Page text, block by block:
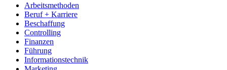
Arbeitsmethoden
Beruf + Karriere
Beschaffung
Controlling
Finanzen
Führung
Informationstechnik